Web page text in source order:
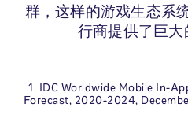
群，这样的游戏生态系
行商提供了巨大
1. IDC Worldwide Mobile In-
Forecast, 2020-2024,